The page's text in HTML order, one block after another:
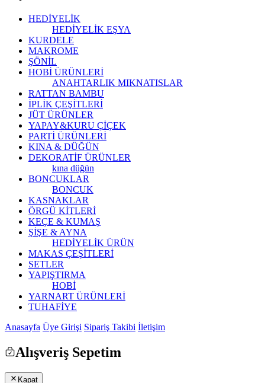
HEDİYELİK
HEDİYELİK EŞYA
KURDELE
MAKROME
ŞÖNİL
HOBİ ÜRÜNLERİ
ANAHTARLIK MIKNATISLAR
RATTAN BAMBU
İPLİK ÇEŞİTLERİ
JÜT ÜRÜNLER
YAPAY&KURU ÇİÇEK
PARTİ ÜRÜNLERİ
KINA & DÜĞÜN
DEKORATİF ÜRÜNLER
kına düğün
BONCUKLAR
BONCUK
KASNAKLAR
ÖRGÜ KİTLERİ
KEÇE & KUMAŞ
ŞİŞE & AYNA
HEDİYELİK ÜRÜN
MAKAS ÇEŞİTLERİ
SETLER
YAPIŞTIRMA
HOBİ
YARNART ÜRÜNLERİ
TUHAFİYE
Anasayfa Üye Girişi Sipariş Takibi İletişim
Alışveriş Sepetim
Kapat